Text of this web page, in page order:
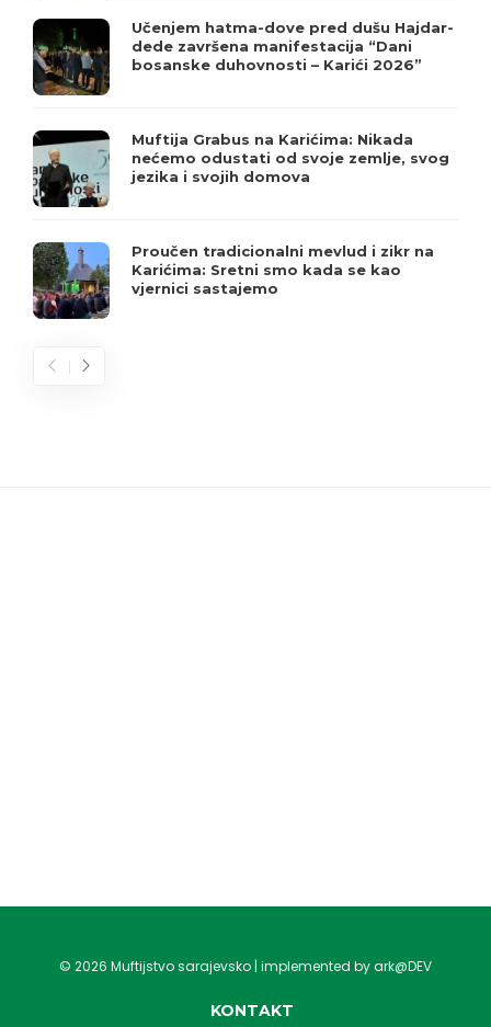
Učenjem hatma-dove pred dušu Hajdar-
dede završena manifestacija “Dani
bosanske duhovnosti – Karići 2026”
Muftija Grabus na Karićima: Nikada
nećemo odustati od svoje zemlje, svog
jezika i svojih domova
Proučen tradicionalni mevlud i zikr na
Karićima: Sretni smo kada se kao
vjernici sastajemo
© 2026 Muftijstvo sarajevsko | implemented by ark@DEV
KONTAKT